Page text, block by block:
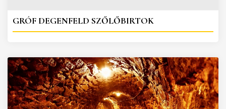
GRÓF DEGENFELD SZŐLŐBIRTOK